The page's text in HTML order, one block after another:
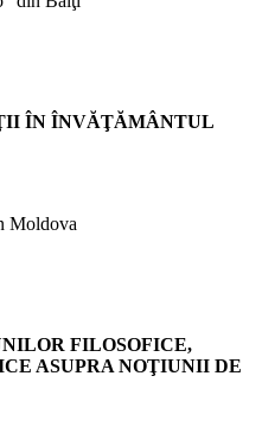
ÎN ÎNVĂŢĂMÂNTUL
Moldova
FILOSOFICE,
ASUPRA NOŢIUNII DE